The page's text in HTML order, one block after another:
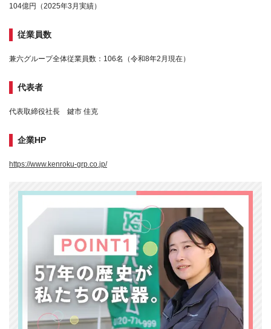
104億円（2025年3月実績）
従業員数
兼六グループ全体従業員数：106名（令和8年2月現在）
代表者
代表取締役社長 鍵市 佳克
企業HP
https://www.kenroku-grp.co.jp/